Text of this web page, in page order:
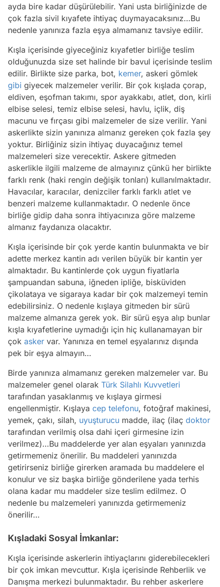
ayda bire kadar düşürülebilir. Yani usta birliğinizde de
çok fazla sivil kıyafete ihtiyaç duymayacaksınız…Bu
nedenle yanınıza fazla eşya almamanız tavsiye edilir.
Kışla içerisinde giyeceğiniz kıyafetler birliğe teslim
olduğunuzda size set halinde bir bavul içerisinde teslim
edilir. Birlikte size parka, bot, kemer, askeri gömlek
gibi giyecek malzemeler verilir. Bir çok kışlada çorap,
eldiven, eşofman takımı, spor ayakkabı, atlet, don, kirli
elbise selesi, temiz elbise selesi, havlu, içlik, diş
macunu ve fırçası gibi malzemeler de size verilir. Yani
askerlikte sizin yanınıza almanız gereken çok fazla şey
yoktur. Birliğiniz sizin ihtiyaç duyacağınız temel
malzemeleri size verecektir. Askere gitmeden
askerlikle ilgili malzeme de almayınız çünkü her birlikte
farklı renk (haki rengin değişik tonları) kullanılmaktadır.
Havacılar, karacılar, denizciler farklı farklı atlet ve
benzeri malzeme kullanmaktadır. O nedenle önce
birliğe gidip daha sonra ihtiyacınıza göre malzeme
almanız faydanıza olacaktır.
Kışla içerisinde bir çok yerde kantin bulunmakta ve bir
adette merkez kantin adı verilen büyük bir kantin yer
almaktadır. Bu kantinlerde çok uygun fiyatlarla
şampuandan sabuna, iğneden ipliğe, bisküviden
çikolataya ve sigaraya kadar bir çok malzemeyi temin
edebilirsiniz. O nedenle kışlaya gitmeden bir sürü
malzeme almanıza gerek yok. Bir sürü eşya alıp bunlar
kışla kıyafetlerine uymadığı için hiç kullanamayan bir
çok asker var. Yanınıza en temel eşyalarınız dışında
pek bir eşya almayın…
Birde yanınıza almamanız gereken malzemeler var. Bu
malzemeler genel olarak Türk Silahlı Kuvvetleri
tarafından yasaklanmış ve kışlaya girmesi
engellenmiştir. Kışlaya cep telefonu, fotoğraf makinesi,
yemek, çakı, silah, uyuşturucu madde, ilaç (ilaç doktor
tarafından verilmiş olsa dahi içeri girmesine izin
verilmez)…Bu maddelerde yer alan eşyaları yanınızda
getirmemeniz önerilir. Bu maddeleri yanınızda
getirirseniz birliğe girerken aramada bu maddelere el
konulur ve siz başka birliğe gönderilene yada terhis
olana kadar mu maddeler size teslim edilmez. O
nedenle bu malzemeleri yanınızda getirmemeniz
önerilir…
Kışladaki Sosyal İmkanlar:
Kışla içerisinde askerlerin ihtiyaçlarını giderebilecekleri
bir çok imkan mevcuttur. Kışla içerisinde Rehberlik ve
Danışma merkezi bulunmaktadır. Bu rehber askerlere